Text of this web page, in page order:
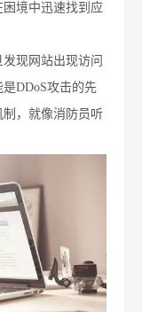
境中迅速找到应
现网站出现访问
DDoS攻击的先
，就像消防员听